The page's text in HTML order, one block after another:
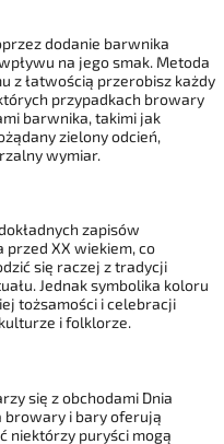
dodanie barwnika
na jego smak. Metoda
z łatwością przerobisz każdy
przypadkach browary
barwnika, takimi jak
zielony odcień,
wymiar.
zapisów
XX wiekiem, co
się raczej z tradycji
Jednak symbolika koloru
tożsamości i celebracji
i folklorze.
się z obchodami Dnia
browary i bary oferują
niektórzy puryści mogą